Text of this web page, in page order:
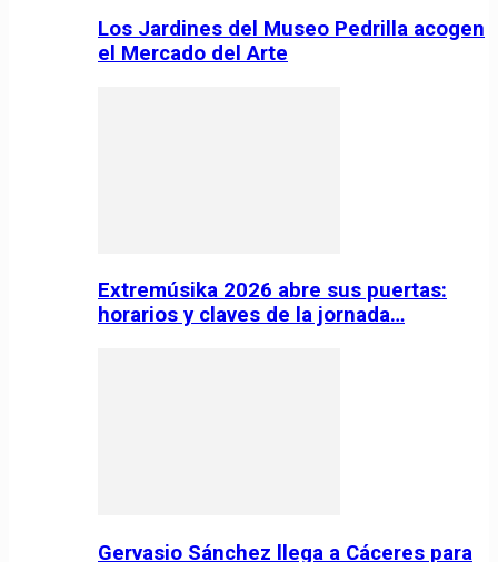
Los Jardines del Museo Pedrilla acogen
el Mercado del Arte
Extremúsika 2026 abre sus puertas:
horarios y claves de la jornada…
Gervasio Sánchez llega a Cáceres para